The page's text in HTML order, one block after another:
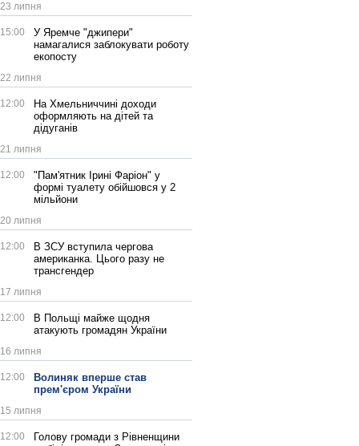
23 липня
15:00
У Яремче "джипери"
намагалися заблокувати роботу
екопосту
22 липня
12:00
На Хмельниччині доходи
оформляють на дітей та
дідуганів
21 липня
12:00
"Пам'ятник Ірині Фаріон" у
формі туалету обійшовся у 2
мільйони
20 липня
12:00
В ЗСУ вступила чергова
американка. Цього разу не
трансгендер
17 липня
12:00
В Польщі майже щодня
атакують громадян України
16 липня
12:00
Волиняк вперше став
прем'єром України
15 липня
12:00
Голову громади з Рівненщини